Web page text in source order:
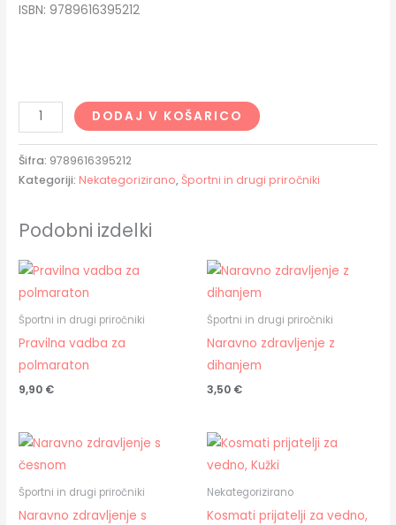
ISBN: 9789616395212
DODAJ V KOŠARICO
Šifra: 9789616395212
Kategoriji: Nekategorizirano,Športni in drugi priročniki
Podobni izdelki
Športni in drugi priročniki
Pravilna vadba za
polmaraton
9,90 €
Športni in drugi priročniki
Naravno zdravljenje z
dihanjem
3,50 €
Športni in drugi priročniki
Naravno zdravljenje s
Nekategorizirano
Kosmati prijatelji za vedno,